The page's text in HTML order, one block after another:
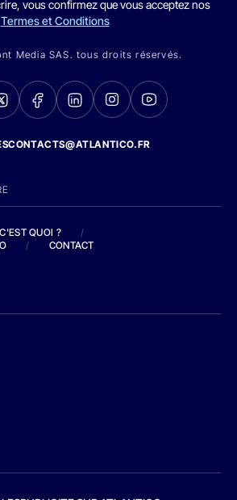
vous confirmez que vous acceptez nos
Termes et Conditions
Media SAS. tous droits réservés.
QUOI ?
/
/ CONTACT